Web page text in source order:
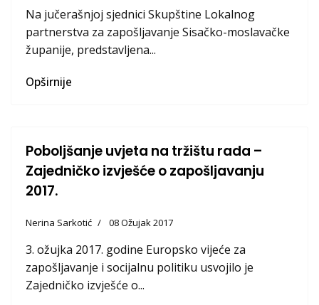
Na jučerašnjoj sjednici Skupštine Lokalnog
partnerstva za zapošljavanje Sisačko-moslavačke
županije, predstavljena...
Opširnije
Poboljšanje uvjeta na tržištu rada –
Zajedničko izvješće o zapošljavanju
2017.
Nerina Sarkotić 08 Ožujak 2017
3. ožujka 2017. godine Europsko vijeće za
zapošljavanje i socijalnu politiku usvojilo je
Zajedničko izvješće o...